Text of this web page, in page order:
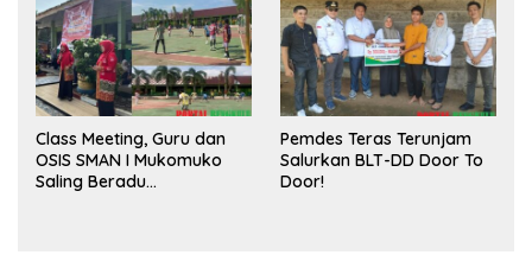
Class Meeting, Guru dan
OSIS SMAN I Mukomuko
Saling Beradu
Pemdes Teras Terunjam
Salurkan BLT-DD Door To
Door!